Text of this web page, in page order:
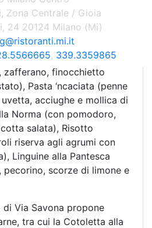
a base di pesce, si
à Puddicinedda
pesce spada e pesto di
chi Sardi à Palermitana (con
zafferano, finocchietto
Pasta ‘ncaciata (penne
acciughe e mollica di
Norma (con pomodoro,
salata), Risotto
riserva agli agrumi con
Linguine alla Pantesca
pecorino, scorze di limone e
Via Savona propone
tra cui la Cotoletta alla
Zona Centrale / Gioia
24 20124 Milano (Mi)
, 339.3359865